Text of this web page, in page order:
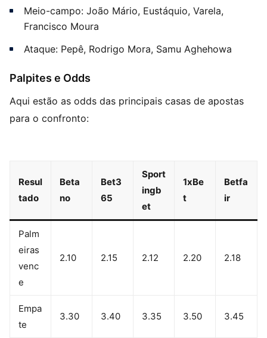
Meio-campo: João Mário, Eustáquio, Varela,
Francisco Moura
Ataque: Pepê, Rodrigo Mora, Samu Aghehowa
Palpites e Odds
Aqui estão as odds das principais casas de apostas
para o confronto:
Resul
tado
Beta
no
Bet3
65
Sport
ingb
et
1xBe
t
Betfa
ir
Palm
eiras
venc
e
2.10 2.15 2.12 2.20 2.18
Empa
te
3.30 3.40 3.35 3.50 3.45